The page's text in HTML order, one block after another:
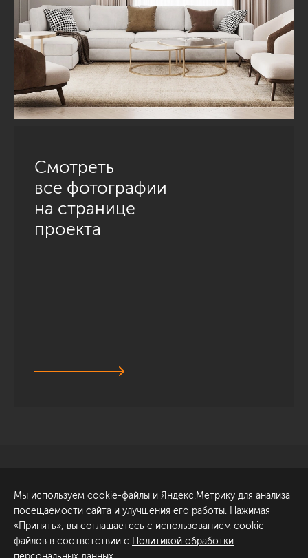
Смотреть
все фотографии
на странице
проекта
Обсудить проект
ул. Академика Павлова, 6
к1
+7 (812) 200-95-55
Мы используем cookie-файлы и Яндекс.Метрику для анализа
посещаемости сайта и улучшения его работы. Нажимая
«Принять», вы соглашаетесь с использованием cookie-
файлов в соответствии с Политикой обработки